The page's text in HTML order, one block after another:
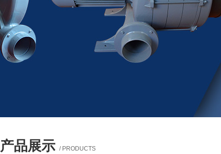
产品展示 / PRODUCTS